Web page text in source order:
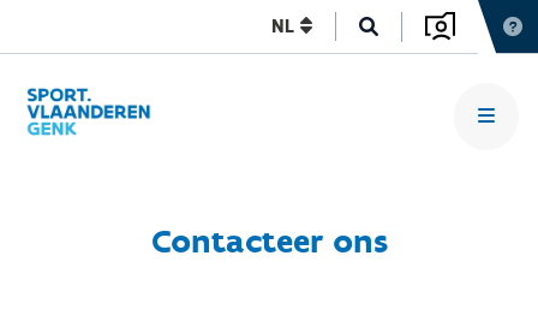
NL
Contacteer ons